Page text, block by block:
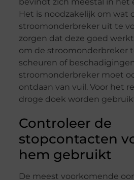
Het is noodzakelijk om wat
stroomonderbreker uit te
zorgen dat deze goed
om de stroomonderbreker
scheuren of
stroomonderbreker moet
ontdaan van vuil. Voor het
droge doek worden
Controleer de
stopcontacten
hem gebruikt
De meest voorkomende